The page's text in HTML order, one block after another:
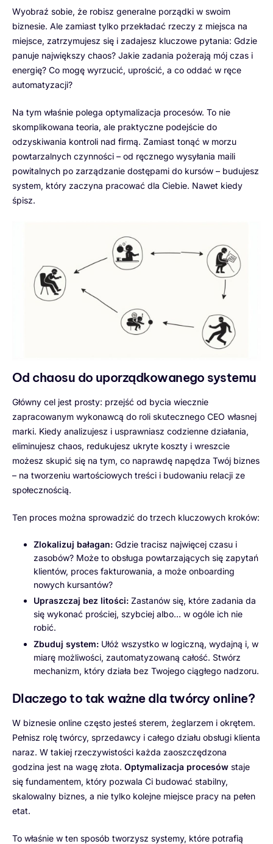
Wyobraź sobie, że robisz generalne porządki w swoim
biznesie. Ale zamiast tylko przekładać rzeczy z miejsca na
miejsce, zatrzymujesz się i zadajesz kluczowe pytania: Gdzie
panuje największy chaos? Jakie zadania pożerają mój czas i
energię? Co mogę wyrzucić, uprościć, a co oddać w ręce
automatyzacji?
Na tym właśnie polega optymalizacja procesów. To nie
skomplikowana teoria, ale praktyczne podejście do
odzyskiwania kontroli nad firmą. Zamiast tonąć w morzu
powtarzalnych czynności – od ręcznego wysyłania maili
powitalnych po zarządzanie dostępami do kursów – budujesz
system, który zaczyna pracować dla Ciebie. Nawet kiedy
śpisz.
Od chaosu do uporządkowanego systemu
Główny cel jest prosty: przejść od bycia wiecznie
zapracowanym wykonawcą do roli skutecznego CEO własnej
marki. Kiedy analizujesz i usprawniasz codzienne działania,
eliminujesz chaos, redukujesz ukryte koszty i wreszcie
możesz skupić się na tym, co naprawdę napędza Twój biznes
– na tworzeniu wartościowych treści i budowaniu relacji ze
społecznością.
Ten proces można sprowadzić do trzech kluczowych kroków:
Zlokalizuj bałagan: Gdzie tracisz najwięcej czasu i
zasobów? Może to obsługa powtarzających się zapytań
klientów, proces fakturowania, a może onboarding
nowych kursantów?
Upraszczaj bez litości: Zastanów się, które zadania da
się wykonać prościej, szybciej albo… w ogóle ich nie
robić.
Zbuduj system: Ułóż wszystko w logiczną, wydajną i, w
miarę możliwości, zautomatyzowaną całość. Stwórz
mechanizm, który działa bez Twojego ciągłego nadzoru.
Dlaczego to tak ważne dla twórcy online?
W biznesie online często jesteś sterem, żeglarzem i okrętem.
Pełnisz rolę twórcy, sprzedawcy i całego działu obsługi klienta
naraz. W takiej rzeczywistości każda zaoszczędzona
godzina jest na wagę złota. Optymalizacja procesów staje
się fundamentem, który pozwala Ci budować stabilny,
skalowalny biznes, a nie tylko kolejne miejsce pracy na pełen
etat.
To właśnie w ten sposób tworzysz systemy, które potrafią